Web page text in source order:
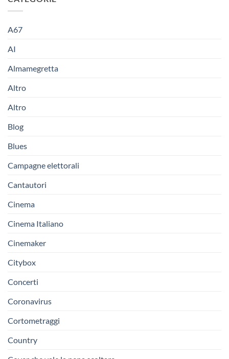
A67
AI
Almamegretta
Altro
Altro
Blog
Blues
Campagne elettorali
Cantautori
Cinema
Cinema Italiano
Cinemaker
Citybox
Concerti
Coronavirus
Cortometraggi
Country